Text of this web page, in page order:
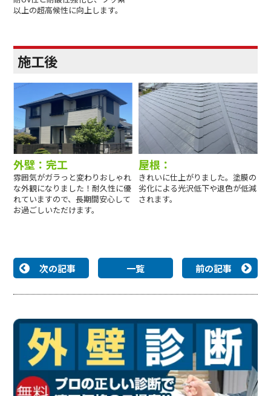
以上の超高候性に向上します。
施工後
外壁：完工
雰囲気がガラっと変わりおしゃれ
な外観になりました！耐久性に優
れていますので、長期間安心して
お過ごしいただけます。
屋根：
きれいに仕上がりました。塗膜の
劣化による光沢低下や退色が低減
されます。
次の記事 一覧 前の記事